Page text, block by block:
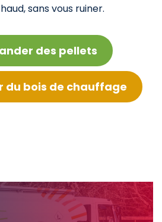
sans vous ruiner.
des pellets
du bois de chauffage